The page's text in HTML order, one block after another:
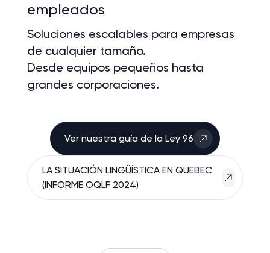
empleados
Soluciones escalables para empresas
de cualquier tamaño.
Desde equipos pequeños hasta
grandes corporaciones.
Ver nuestra guía de la Ley 96
LA SITUACIÓN LINGÜÍSTICA EN QUEBEC
(INFORME OQLF 2024)